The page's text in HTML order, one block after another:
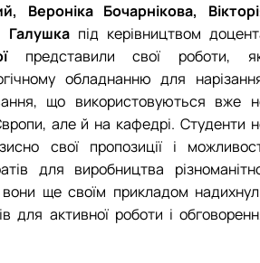
Вероніка Бочарнікова,
Галушкапід керівництвом
представили свої роботи,
обладнанню для
що використовуються вже
але й на кафедрі. Студенти
свої пропозиції і
для виробництва
вони ще своїм прикладом
для активної роботи і